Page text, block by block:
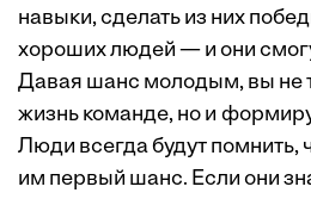
навыки, сделать из них
хороших людей — и они
Давая шанс молодым, вы не
жизнь команде, но и
Люди всегда будут помнить,
им первый шанс. Если они